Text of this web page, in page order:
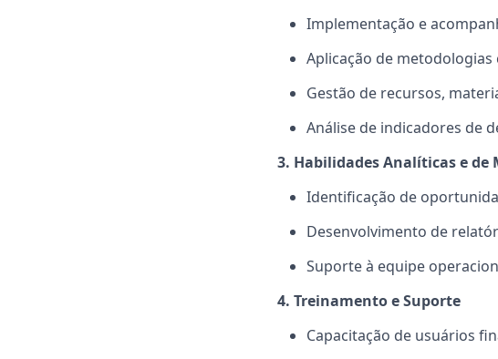
Implementação e
Aplicação de metodologias
Gestão de recursos,
Análise de indicadores de
3. Habilidades Analíticas e
Identificação de
Desenvolvimento de
Suporte à equipe
4. Treinamento e Suporte
Capacitação de usuários